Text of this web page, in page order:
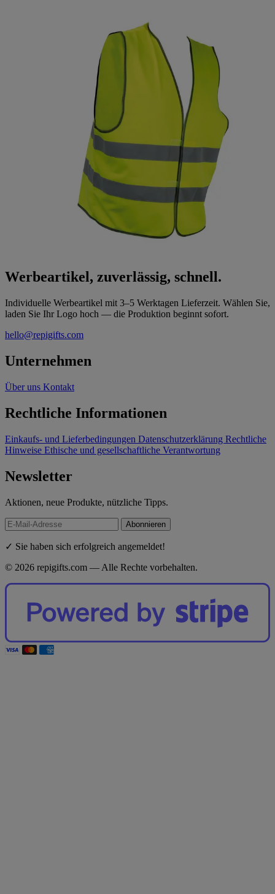
Werbeartikel, zuverlässig, schnell.
Individuelle Werbeartikel mit 3–5 Werktagen Lieferzeit. Wählen Sie,
laden Sie Ihr Logo hoch — die Produktion beginnt sofort.
hello@repigifts.com
Unternehmen
Über uns Kontakt
Rechtliche Informationen
Einkaufs- und Lieferbedingungen Datenschutzerklärung Rechtliche
Hinweise Ethische und gesellschaftliche Verantwortung
Newsletter
Aktionen, neue Produkte, nützliche Tipps.
Abonnieren
✓ Sie haben sich erfolgreich angemeldet!
© 2026 repigifts.com — Alle Rechte vorbehalten.